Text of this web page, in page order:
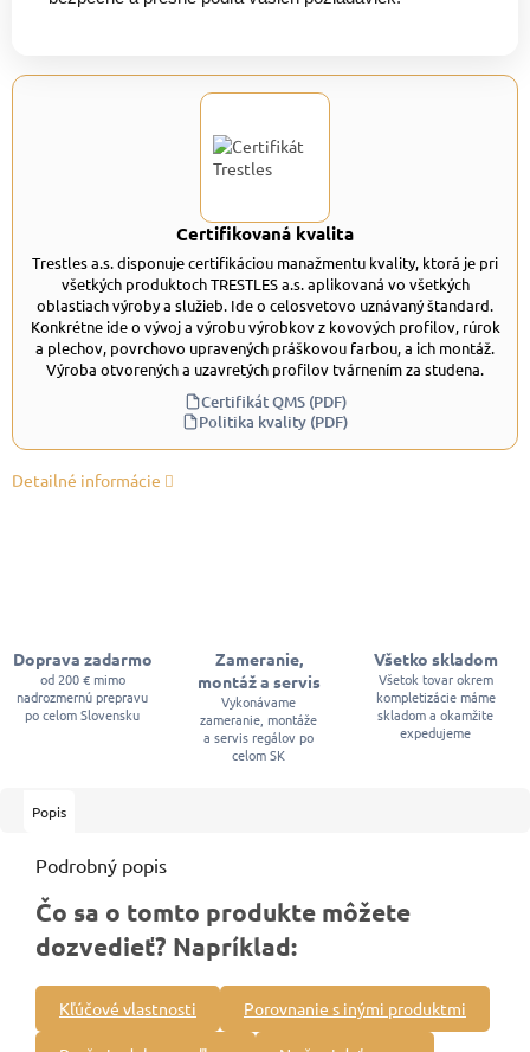
Certifikovaná kvalita
Trestles a.s. disponuje certifikáciou manažmentu kvality, ktorá je pri
všetkých produktoch TRESTLES a.s. aplikovaná vo všetkých
oblastiach výroby a služieb. Ide o celosvetovo uznávaný štandard.
Konkrétne ide o vývoj a výrobu výrobkov z kovových profilov, rúrok
a plechov, povrchovo upravených práškovou farbou, a ich montáž.
Výroba otvorených a uzavretých profilov tvárnením za studena.
Certifikát QMS (PDF)
Politika kvality (PDF)
Detailné informácie
Doprava zadarmo
od 200 € mimo
nadrozmernú prepravu
po celom Slovensku
Zameranie,
montáž a servis
Vykonávame
zameranie, montáže
a servis regálov po
celom SK
Všetko skladom
Všetok tovar okrem
kompletizácie máme
skladom a okamžite
expedujeme
Popis
Podrobný popis
Čo sa o tomto produkte môžete
dozvedieť? Napríklad:
Kľúčové vlastnosti Porovnanie s inými produktmi